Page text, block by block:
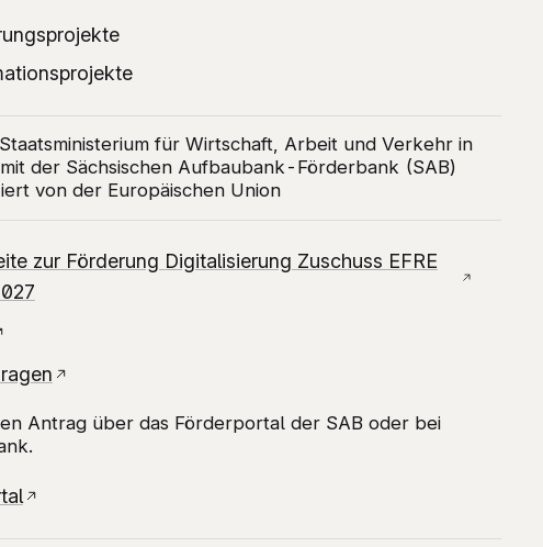
für Wirtschaft, Arbeit und Verkehr in
der Sächsischen Aufbaubank-Förderbank (SAB)
von der Europäischen Union
zur Förderung Digitalisierung Zuschuss EFRE
Antrag über das Förderportal der SAB oder bei